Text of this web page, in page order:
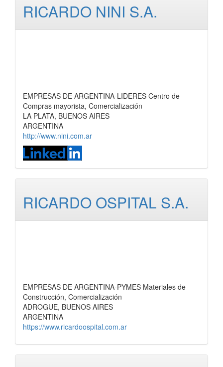
RICARDO NINI S.A.
EMPRESAS DE ARGENTINA-LIDERES Centro de
Compras mayorista, Comercialización
LA PLATA, BUENOS AIRES
ARGENTINA
http://www.nini.com.ar
RICARDO OSPITAL S.A.
EMPRESAS DE ARGENTINA-PYMES Materiales de
Construcción, Comercialización
ADROGUE, BUENOS AIRES
ARGENTINA
https://www.ricardoospital.com.ar